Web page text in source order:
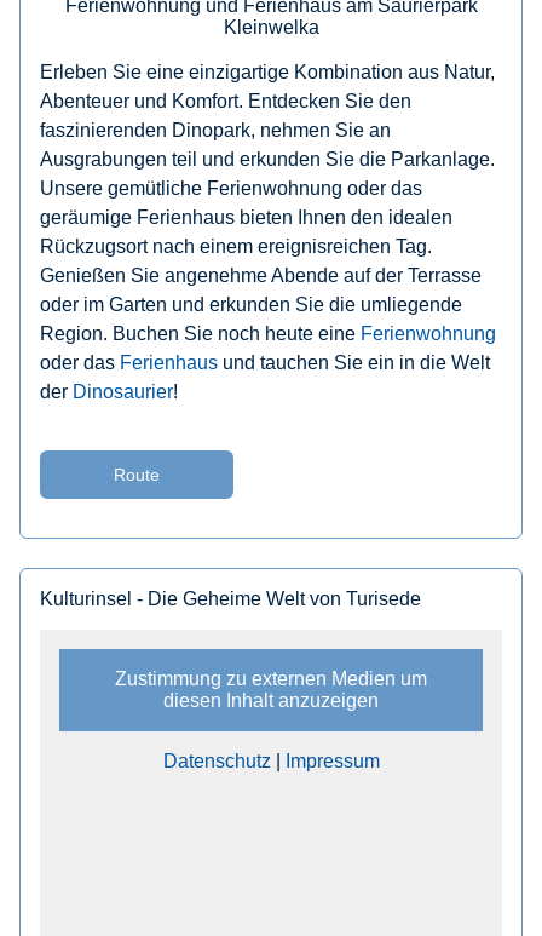
Ferienwohnung und Ferienhaus am Saurierpark
Kleinwelka
Erleben Sie eine einzigartige Kombination aus Natur,
Abenteuer und Komfort. Entdecken Sie den
faszinierenden Dinopark, nehmen Sie an
Ausgrabungen teil und erkunden Sie die Parkanlage.
Unsere gemütliche Ferienwohnung oder das
geräumige Ferienhaus bieten Ihnen den idealen
Rückzugsort nach einem ereignisreichen Tag.
Genießen Sie angenehme Abende auf der Terrasse
oder im Garten und erkunden Sie die umliegende
Region. Buchen Sie noch heute eine Ferienwohnung
oder das Ferienhaus und tauchen Sie ein in die Welt
der Dinosaurier!
Route
Kulturinsel - Die Geheime Welt von Turisede
Zustimmung zu externen Medien um
diesen Inhalt anzuzeigen
Datenschutz Impressum